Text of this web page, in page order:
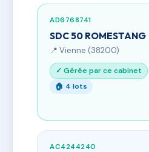
AD6768741
SDC 50 ROMESTANG
📍 Vienne (38200)
✓ Gérée par ce cabinet
🏠 4 lots
AC4244240